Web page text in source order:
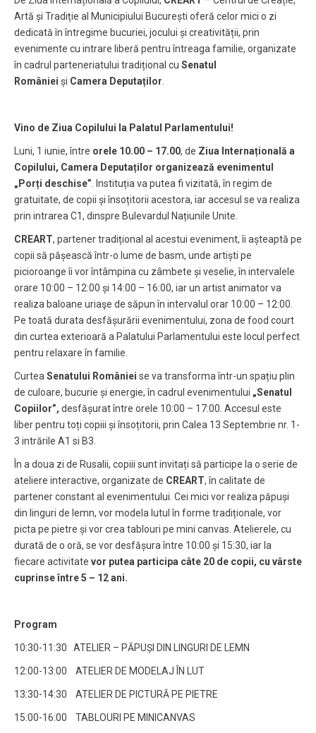
Artă și Tradiție al Municipiului București oferă celor mici o zi
dedicată în întregime bucuriei, jocului și creativității, prin
evenimente cu intrare liberă pentru întreaga familie, organizate
în cadrul parteneriatului tradițional cu Senatul
României și Camera Deputaților
Vino de Ziua Copilului la Palatul Parlamentului!
Luni, 1 iunie, între orele 10.00 – 17.00, de Ziua Internațională a
Copilului, Camera Deputaților organizează evenimentul
„Porți deschise” . Instituția va putea fi vizitată, în regim de
gratuitate, de copii și însoțitorii acestora, iar accesul se va realiza
prin intrarea C1, dinspre Bulevardul Națiunile Unite.
CREART, partener tradițional al acestui eveniment, îi așteaptă pe
copii să pășească într-o lume de basm, unde artiști pe
picioroange îi vor întâmpina cu zâmbete și veselie, în intervalele
orare 10:00 – 12:00 și 14:00 – 16:00, iar un artist animator va
realiza baloane uriaşe de săpun în intervalul orar 10:00 – 12:00.
Pe toată durata desfășurării evenimentului, zona de food court
din curtea exterioară a Palatului Parlamentului este locul perfect
pentru relaxare în familie.
Curtea Senatului României se va transforma într-un spațiu plin
de culoare, bucurie și energie, în cadrul evenimentului „Senatul
Copiilor”, desfășurat între orele 10:00 – 17:00. Accesul este
liber pentru toți copiii și însoțitorii, prin Calea 13 Septembrie nr. 1-
3 intrările A1 si B3.
În a doua zi de Rusalii, copiii sunt invitați să participe la o serie de
ateliere interactive, organizate de CREART, în calitate de
partener constant al evenimentului. Cei mici vor realiza păpuși
din linguri de lemn, vor modela lutul în forme tradiționale, vor
picta pe pietre și vor crea tablouri pe mini canvas. Atelierele, cu
durată de o oră, se vor desfășura între 10:00 și 15:30, iar la
fiecare activitate vor putea participa câte 20 de copii, cu vârste
cuprinse între 5 – 12 ani.
Program
10:30-11:30 ATELIER – PĂPUȘI DIN LINGURI DE LEMN
12:00-13:00 ATELIER DE MODELAJ ÎN LUT
13:30-14:30 ATELIER DE PICTURĂ PE PIETRE
15:00-16:00 TABLOURI PE MINICANVAS